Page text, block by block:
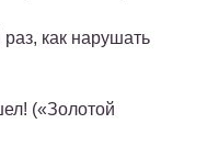
как нарушать
(«Золотой